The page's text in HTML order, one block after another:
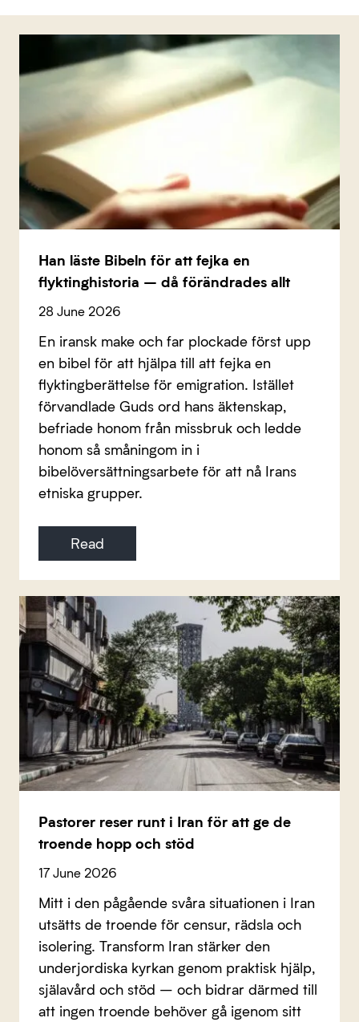
Han läste Bibeln för att fejka en
flyktinghistoria – då förändrades allt
28 June 2026
En iransk make och far plockade först upp
en bibel för att hjälpa till att fejka en
flyktingberättelse för emigration. Istället
förvandlade Guds ord hans äktenskap,
befriade honom från missbruk och ledde
honom så småningom in i
bibelöversättningsarbete för att nå Irans
etniska grupper.
Read
Pastorer reser runt i Iran för att ge de
troende hopp och stöd
17 June 2026
Mitt i den pågående svåra situationen i Iran
utsätts de troende för censur, rädsla och
isolering. Transform Iran stärker den
underjordiska kyrkan genom praktisk hjälp,
själavård och stöd – och bidrar därmed till
att ingen troende behöver gå igenom sitt